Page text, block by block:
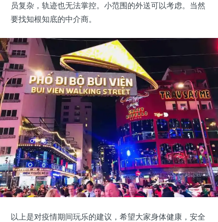
员复杂，轨迹也无法掌控。小范围的外送可以考虑。当然
要找知根知底的中介商。
以上是对疫情期间玩乐的建议，希望大家身体健康，安全